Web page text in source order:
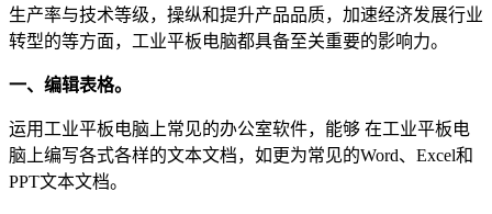
生产率与技术等级，操纵和提升产品品质，加速经济发展行业
转型的等方面，工业平板电脑都具备至关重要的影响力。
一、编辑表格。
运用工业平板电脑上常见的办公室软件，能够 在工业平板电
脑上编写各式各样的文本文档，如更为常见的Word、Excel和
PPT文本文档。